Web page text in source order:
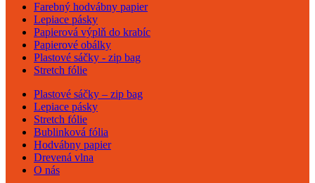
Farebný hodvábny papier
Lepiace pásky
Papierová výplň do krabíc
Papierové obálky
Plastové sáčky - zip bag
Stretch fólie
Plastové sáčky – zip bag
Lepiace pásky
Stretch fólie
Bublinková fólia
Hodvábny papier
Drevená vlna
O nás